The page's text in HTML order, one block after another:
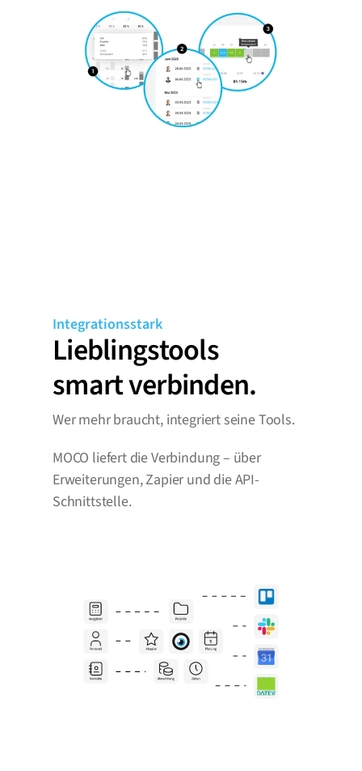
Integrationsstark
Lieblingstools
smart verbinden.
Wer mehr braucht, integriert seine Tools.
MOCO liefert die Verbindung – über
Erweiterungen, Zapier und die API-
Schnittstelle.